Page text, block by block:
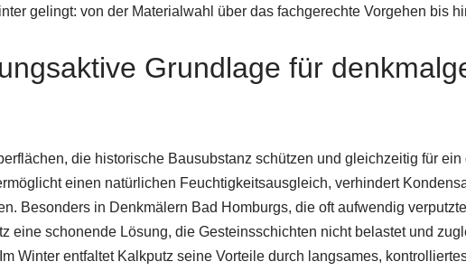
gelingt: von der Materialwahl über das fachgerechte Vorgehen bis
Grundlage für
die historische Bausubstanz schützen und gleichzeitig für
einen natürlichen Feuchtigkeitsausgleich, verhindert
Besonders in Denkmälern Bad Homburgs, die oft aufwendig
eine schonende Lösung, die Gesteinsschichten nicht belastet und
Winter entfaltet Kalkputz seine Vorteile durch langsames,